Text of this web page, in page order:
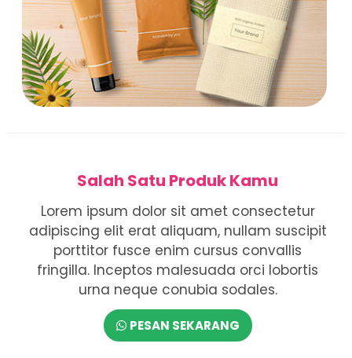
Salah Satu Produk Kamu
Lorem ipsum dolor sit amet consectetur
adipiscing elit erat aliquam, nullam suscipit
porttitor fusce enim cursus convallis
fringilla. Inceptos malesuada orci lobortis
urna neque conubia sodales.
PESAN SEKARANG